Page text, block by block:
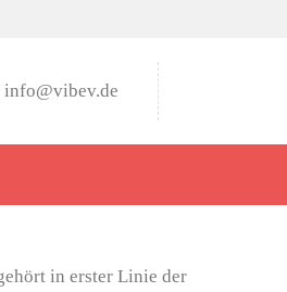
info@vibev.de
in erster Linie der